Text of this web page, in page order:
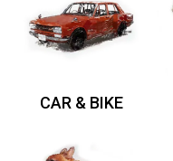
CAR & BIKE